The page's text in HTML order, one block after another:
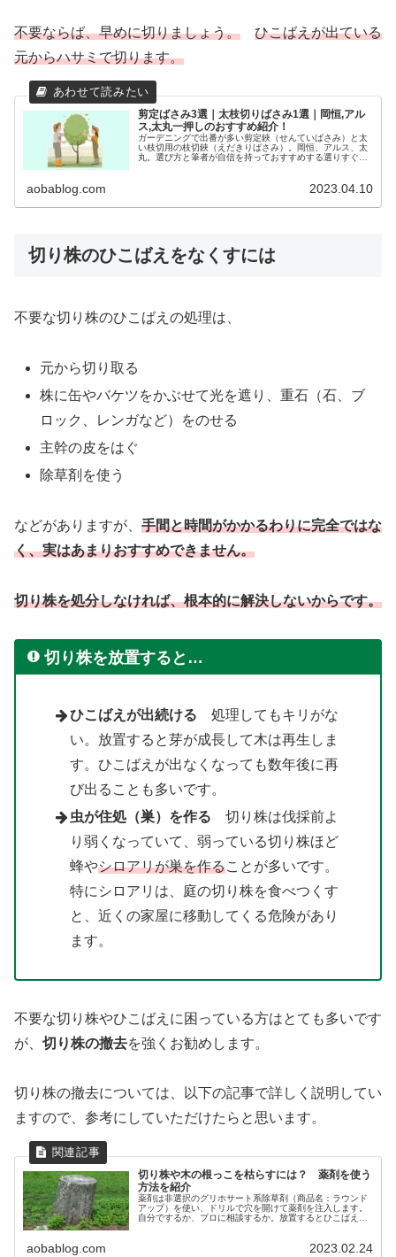
不要ならば、早めに切りましょう。
ひこばえが出ている
元からハサミで切ります。
剪定ばさみ3選｜太枝切りばさみ1選｜岡恒,アル
ス,太丸一押しのおすすめ紹介！
ガーデニングで出番が多い剪定鋏（せんていばさみ）と太
い枝切用の枝切鋏（えだきりばさみ）。岡恒、アルス、太
丸。選び方と筆者が自信を持っておすすめする選りすぐり
aobablog.com 2023.04.10
切り株のひこばえをなくすには
不要な切り株のひこばえの処理は、
元から切り取る
株に缶やバケツをかぶせて光を遮り、重石（石、ブ
ロック、レンガなど）をのせる
主幹の皮をはぐ
除草剤を使う
などがありますが、 手間と時間がかかるわりに完全ではな
く、実はあまりおすすめできません。
切り株を処分しなければ、根本的に解決しないからです。
切り株を放置すると…
ひこばえが出続ける 処理してもキリがな
い。放置すると芽が成長して木は再生しま
す。ひこばえが出なくなっても数年後に再
び出ることも多いです。
虫が住処（巣）を作る 切り株は伐採前よ
り弱くなっていて、弱っている切り株ほど
蜂やシロアリが巣を作ることが多いです。
特にシロアリは、庭の切り株を食べつくす
と、近くの家屋に移動してくる危険があり
ます。
不要な切り株やひこばえに困っている方はとても多いです
が、 切り株の撤去を強くお勧めします。
切り株の撤去については、以下の記事で詳しく説明してい
ますので、参考にしていただけたらと思います。
切り株や木の根っこを枯らすには？ 薬剤を使う
方法を紹介
薬剤は非選択のグリホサート系除草剤（商品名：ラウンド
アップ）を使い、ドリルで穴を開けて薬剤を注入します。
自分でするか、プロに相談するか。放置するとひこばえが
aobablog.com 2023.02.24